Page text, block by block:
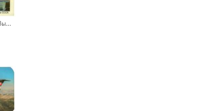
Лодка «Форель». Выпускается Минсудпромом СССР